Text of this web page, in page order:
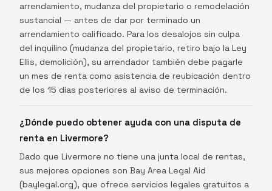
arrendamiento, mudanza del propietario o remodelación
sustancial — antes de dar por terminado un
arrendamiento calificado. Para los desalojos sin culpa
del inquilino (mudanza del propietario, retiro bajo la Ley
Ellis, demolición), su arrendador también debe pagarle
un mes de renta como asistencia de reubicación dentro
de los 15 días posteriores al aviso de terminación.
¿Dónde puedo obtener ayuda con una disputa de
renta en Livermore?
Dado que Livermore no tiene una junta local de rentas,
sus mejores opciones son Bay Area Legal Aid
(baylegal.org), que ofrece servicios legales gratuitos a